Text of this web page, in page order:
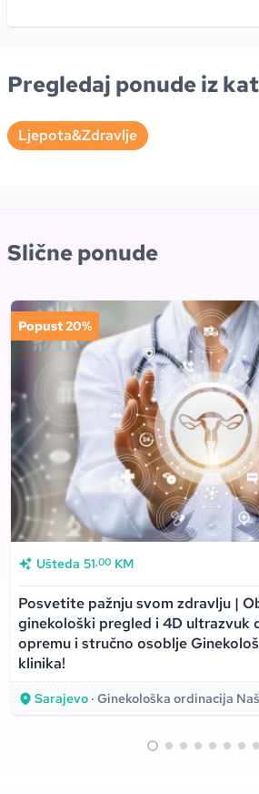
Pregledaj ponude iz
Ljepota&Zdravlje
Slične ponude
Popust 20%
Ušteda 51,00 KM
Posvetite pažnju svom zdravlju |
ginekološki pregled i 4D ultrazvuk
opremu i stručno osoblje
klinika!
Sarajevo · Ginekološka ordinacija